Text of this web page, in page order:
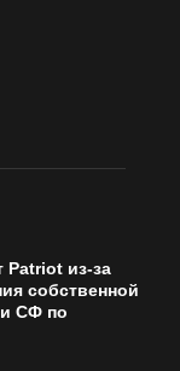
Patriot из-за
собственной
СФ по